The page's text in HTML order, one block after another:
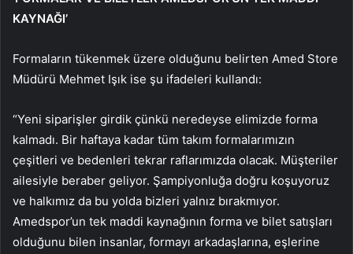
KAYNAĞI’
Formaların tükenmek üzere olduğunu belirten Amed Store
Müdürü Mehmet Işık ise şu ifadeleri kullandı:
“Yeni siparişler girdik çünkü neredeyse elimizde forma
kalmadı. Bir haftaya kadar tüm takım formalarımızın
çeşitleri ve bedenleri tekrar raflarımızda olacak. Müşteriler
ailesiyle beraber geliyor. Şampiyonluğa doğru koşuyoruz
ve halkımız da bu yolda bizleri yalnız bırakmıyor.
Amedspor’un tek maddi kaynağının forma ve bilet satışları
olduğunu bilen insanlar, formayı arkadaşlarına, eşlerine